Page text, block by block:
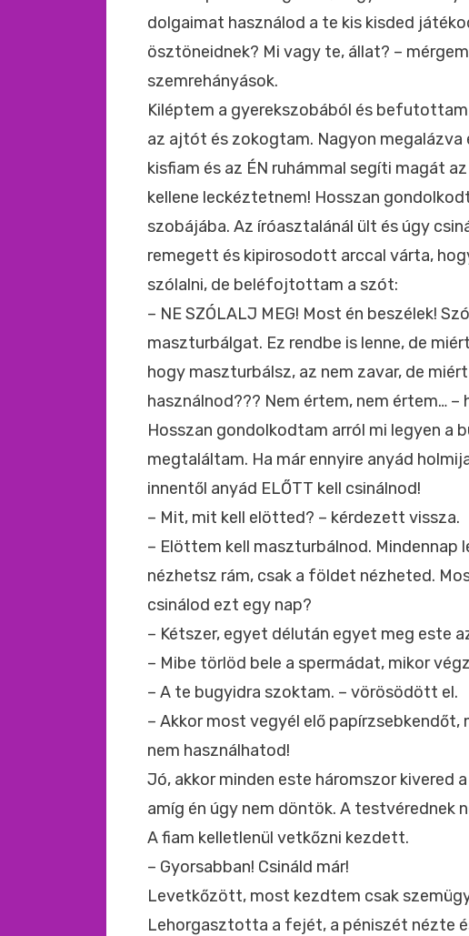
dolgaimat használod a te kis kisded
ösztöneidnek? Mi vagy te, állat? –
szemrehányások.
Kiléptem a gyerekszobából és
az ajtót és zokogtam. Nagyon
kisfiam és az ÉN ruhámmal segíti magát
kellene leckéztetnem! Hosszan
szobájába. Az íróasztalánál ült és úgy
remegett és kipirosodott arccal várta,
szólalni, de beléfojtottam a szót:
– NE SZÓLALJ MEG! Most én beszélek!
maszturbálgat. Ez rendbe is lenne, de
hogy maszturbálsz, az nem zavar, de
használnod??? Nem értem, nem értem… –
Hosszan gondolkodtam arról mi legyen a
megtaláltam. Ha már ennyire anyád
innentől anyád ELŐTT kell csinálnod!
– Mit, mit kell elötted? – kérdezett vissza.
– Elöttem kell maszturbálnod. Mindennap
nézhetsz rám, csak a földet nézheted.
csinálod ezt egy nap?
– Kétszer, egyet délután egyet meg este
– Mibe törlöd bele a spermádat, mikor
– A te bugyidra szoktam. – vörösödött el.
– Akkor most vegyél elő
nem használhatod!
Jó, akkor minden este háromszor kivered
amíg én úgy nem döntök. A testvérednek
A fiam kelletlenül vetkőzni kezdett.
– Gyorsabban! Csináld már!
Levetkőzött, most kezdtem csak
Lehorgasztotta a fejét, a péniszét nézte